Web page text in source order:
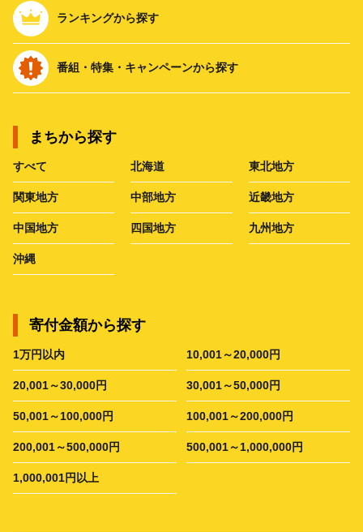
ランキングから探す
番組・特集・キャンペーンから探す
まちから探す
すべて 北海道 東北地方
関東地方 中部地方 近畿地方
中国地方 四国地方 九州地方
沖縄
寄付金額から探す
1万円以内 10,001～20,000円
20,001～30,000円 30,001～50,000円
50,001～100,000円 100,001～200,000円
200,001～500,000円 500,001～1,000,000円
1,000,001円以上